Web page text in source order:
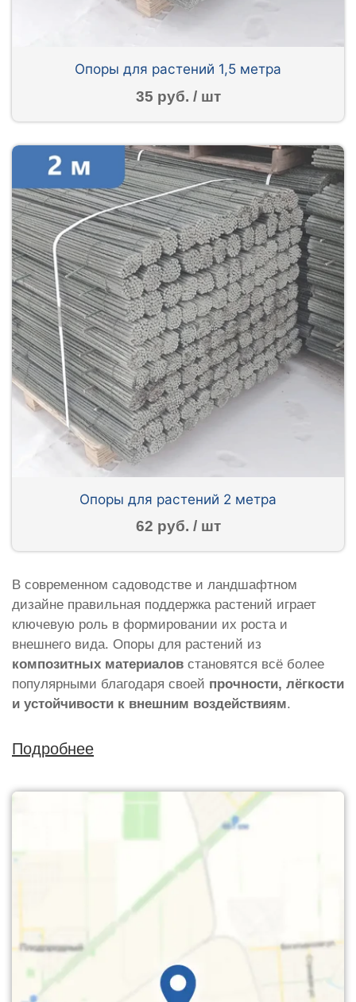
Опоры для растений 1,5 метра
35 руб. / шт
Опоры для растений 2 метра
62 руб. / шт
В современном садоводстве и ландшафтном
дизайне правильная поддержка растений играет
ключевую роль в формировании их роста и
внешнего вида. Опоры для растений из
композитных материалов становятся всё более
популярными благодаря своей прочности, лёгкости
и устойчивости к внешним воздействиям.
Подробнее